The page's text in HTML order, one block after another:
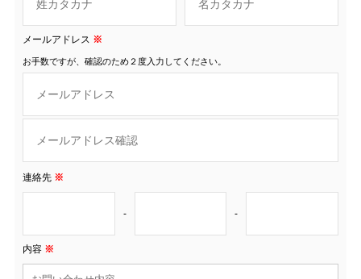
メールアドレス ※
お手数ですが、確認のため２度入力してください。
連絡先 ※
- -
内容 ※